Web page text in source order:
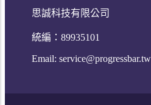
思誠科技有限公司
統編：89935101
Email: service@progressbar.tw